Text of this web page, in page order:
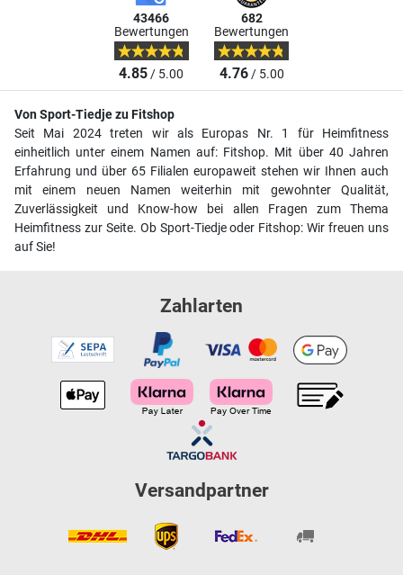
43466
Bewertungen
4.85/ 5.00
682
Bewertungen
4.76/ 5.00
Von Sport-Tiedje zu Fitshop
Seit Mai 2024 treten wir als Europas Nr. 1 für Heimfitness
einheitlich unter einem Namen auf: Fitshop. Mit über 40 Jahren
Erfahrung und über 65 Filialen europaweit stehen wir Ihnen auch
mit einem neuen Namen weiterhin mit gewohnter Qualität,
Zuverlässigkeit und Know-how bei allen Fragen zum Thema
Heimfitness zur Seite. Ob Sport-Tiedje oder Fitshop: Wir freuen uns
auf Sie!
Zahlarten
Versandpartner